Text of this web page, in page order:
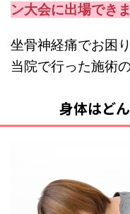
ン大会に出場できま
坐骨神経痛でお困り
当院で行った施術
身体はど